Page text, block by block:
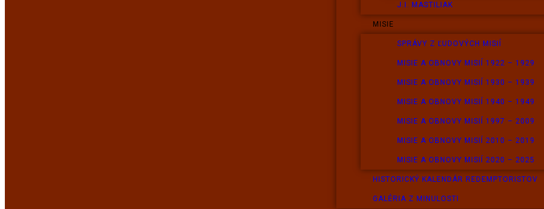
J.I. MASTILIAK
MISIE
SPRÁVY Z ĽUDOVÝCH MISIÍ
MISIE A OBNOVY MISIÍ 1922 – 1929
MISIE A OBNOVY MISIÍ 1930 – 1939
MISIE A OBNOVY MISIÍ 1940 – 1949
MISIE A OBNOVY MISIÍ 1997 – 2009
MISIE A OBNOVY MISIÍ 2010 – 2019
MISIE A OBNOVY MISIÍ 2020 – 2025
HISTORICKÝ KALENDÁR REDEMPTORISTOV
GALÉRIA Z MINULOSTI